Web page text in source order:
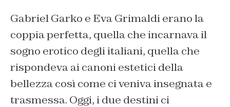
Gabriel Garko e Eva Grimaldi erano la
coppia perfetta, quella che incarnava il
sogno erotico degli italiani, quella che
rispondeva ai canoni estetici della
bellezza così come ci veniva insegnata e
trasmessa. Oggi, i due destini ci